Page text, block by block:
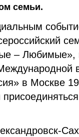
семьи.
– Любимые»,
в Москве